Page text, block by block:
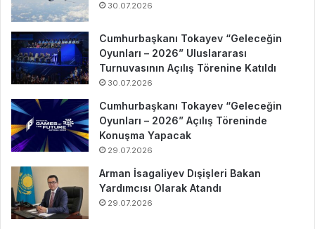
30.07.2026
Cumhurbaşkanı Tokayev “Geleceğin
Oyunları – 2026” Uluslararası
Turnuvasının Açılış Törenine Katıldı
30.07.2026
Cumhurbaşkanı Tokayev “Geleceğin
Oyunları – 2026” Açılış Töreninde
Konuşma Yapacak
29.07.2026
Arman İsagaliyev Dışişleri Bakan
Yardımcısı Olarak Atandı
29.07.2026